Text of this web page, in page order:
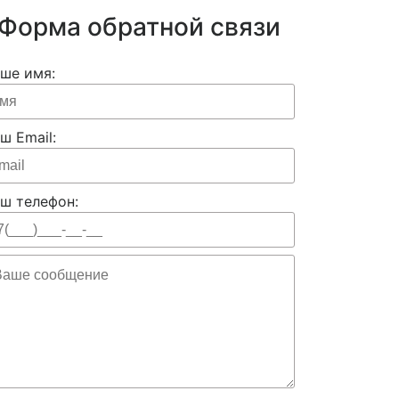
обратной связи
имя:
Email:
телефон: